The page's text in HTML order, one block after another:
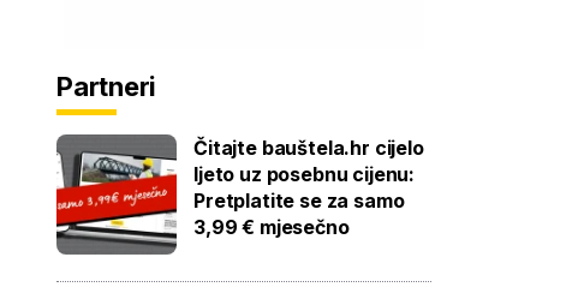
Partneri
Čitajte bauštela.hr cijelo
ljeto uz posebnu cijenu:
Pretplatite se za samo
3,99 € mjesečno